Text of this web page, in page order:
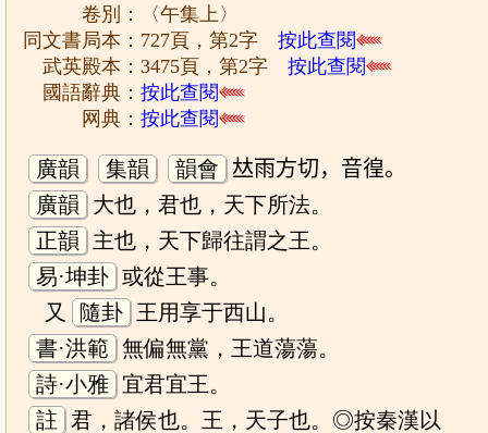
卷別：〈午集上〉
同文書局本：727頁，第2字按此查閱
武英殿本：3475頁，第2字按此查閱
國語辭典：按此查閱
网典：按此查閱
廣韻 集韻 韻會
𠀤雨方切，音徨。
廣韻
大也，君也，天下所法。
正韻
主也，天下歸往謂之王。
易·坤卦 或從王事。
又
隨卦 王用享于西山。
書·洪範 無偏無黨，王道蕩蕩。
詩·小雅 宜君宜王。
註 君，諸侯也。王，天子也。◎按秦漢以